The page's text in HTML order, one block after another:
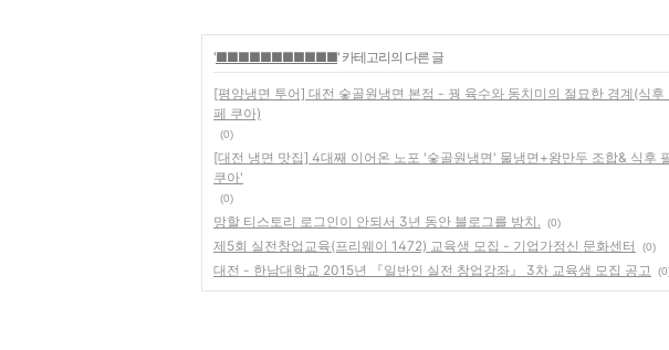
'■■■■■■■■■■■' 카테고리의 다른 글
[평양냉면 투어] 대전 숯골원냉면 본점 - 꿩 육수와 동치미의 절묘한 경계(식후
페 쿠아)
(0)
[대전 냉면 맛집] 4대째 이어온 노포 '숯골원냉면' 물냉면+왕만두 조합& 식후
쿠아'
(0)
망할 티스토리 로그인이 안되서 3년 동안 블로그를 방치. (0)
제5회 실전창업교육(프리웨이 1472) 교육생 모집 - 기업가정신 문화센터 (0)
대전 - 한남대학교 2015년 『일반인 실전 창업강좌』 3차 교육생 모집 공고